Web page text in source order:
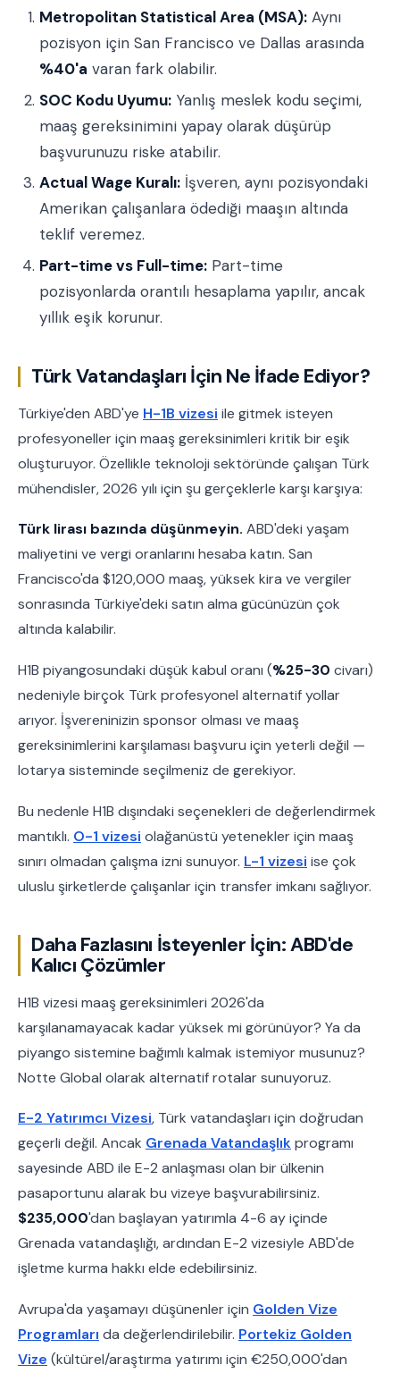
Metropolitan Statistical Area (MSA): Aynı
pozisyon için San Francisco ve Dallas arasında
%40'a varan fark olabilir.
SOC Kodu Uyumu: Yanlış meslek kodu seçimi,
maaş gereksinimini yapay olarak düşürüp
başvurunuzu riske atabilir.
Actual Wage Kuralı: İşveren, aynı pozisyondaki
Amerikan çalışanlara ödediği maaşın altında
teklif veremez.
Part-time vs Full-time: Part-time
pozisyonlarda orantılı hesaplama yapılır, ancak
yıllık eşik korunur.
Türk Vatandaşları İçin Ne İfade Ediyor?
Türkiye'den ABD'ye H-1B vizesi ile gitmek isteyen
profesyoneller için maaş gereksinimleri kritik bir eşik
oluşturuyor. Özellikle teknoloji sektöründe çalışan Türk
mühendisler, 2026 yılı için şu gerçeklerle karşı karşıya:
Türk lirası bazında düşünmeyin. ABD'deki yaşam
maliyetini ve vergi oranlarını hesaba katın. San
Francisco'da $120,000 maaş, yüksek kira ve vergiler
sonrasında Türkiye'deki satın alma gücünüzün çok
altında kalabilir.
H1B piyangosundaki düşük kabul oranı (%25-30 civarı)
nedeniyle birçok Türk profesyonel alternatif yollar
arıyor. İşvereninizin sponsor olması ve maaş
gereksinimlerini karşılaması başvuru için yeterli değil —
lotarya sisteminde seçilmeniz de gerekiyor.
Bu nedenle H1B dışındaki seçenekleri de değerlendirmek
mantıklı. O-1 vizesi olağanüstü yetenekler için maaş
sınırı olmadan çalışma izni sunuyor. L-1 vizesi ise çok
uluslu şirketlerde çalışanlar için transfer imkanı sağlıyor.
Daha Fazlasını İsteyenler İçin: ABD'de
Kalıcı Çözümler
H1B vizesi maaş gereksinimleri 2026'da
karşılanamayacak kadar yüksek mi görünüyor? Ya da
piyango sistemine bağımlı kalmak istemiyor musunuz?
Notte Global olarak alternatif rotalar sunuyoruz.
E-2 Yatırımcı Vizesi, Türk vatandaşları için doğrudan
geçerli değil. Ancak Grenada Vatandaşlıkprogramı
sayesinde ABD ile E-2 anlaşması olan bir ülkenin
pasaportunu alarak bu vizeye başvurabilirsiniz.
$235,000'dan başlayan yatırımla 4-6 ay içinde
Grenada vatandaşlığı, ardından E-2 vizesiyle ABD'de
işletme kurma hakkı elde edebilirsiniz.
Avrupa'da yaşamayı düşünenler için Golden Vize
Programları da değerlendirilebilir. Portekiz Golden
Vize (kültürel/araştırma yatırımı için €250,000'dan